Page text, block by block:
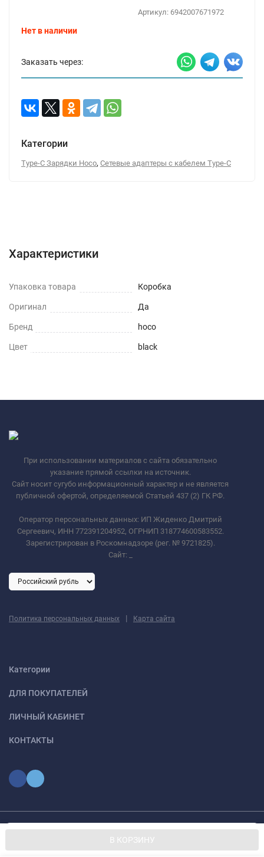
Артикул: 6942007671972
Нет в наличии
В КОРЗИНУ
Заказать через:
Категории
Type-C Зарядки Hoco, Сетевые адаптеры с кабелем Type-C
Характеристики
Упаковка товара Коробка
Оригинал Да
Бренд hoco
Цвет black
При использовании материалов с сайта обязательно
указание прямой ссылки на источник.
Сайт носит сугубо информационный характер и не является
публичной офертой, определяемой Статьей 437 (2) ГК РФ.
Оператор персональных данных: ИП Жиденко Дмитрий
Сергеевич, ИНН 772391204952, ОГРНИП 318774600583552.
Зарегистрирован в Роскомнадзоре (рег. № 9721825).
Сайт:
Политика персональных данных | Карта сайта
Категории
ДЛЯ ПОКУПАТЕЛЕЙ
ЛИЧНЫЙ КАБИНЕТ
КОНТАКТЫ